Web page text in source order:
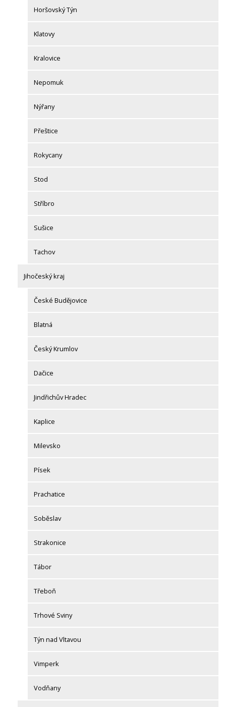
Horšovský Týn
Klatovy
Kralovice
Nepomuk
Nýřany
Přeštice
Rokycany
Stod
Stříbro
Sušice
Tachov
Jihočeský kraj
České Budějovice
Blatná
Český Krumlov
Dačice
Jindřichův Hradec
Kaplice
Milevsko
Písek
Prachatice
Soběslav
Strakonice
Tábor
Třeboň
Trhové Sviny
Týn nad Vltavou
Vimperk
Vodňany